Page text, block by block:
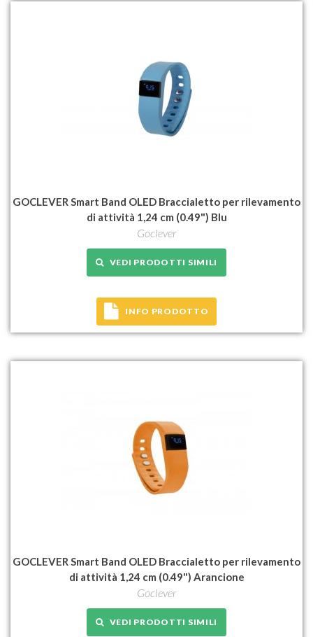
GOCLEVER Smart Band OLED Braccialetto per rilevamento
di attività 1,24 cm (0.49") Blu
Goclever
VEDI PRODOTTI SIMILI
INFO PRODOTTO
GOCLEVER Smart Band OLED Braccialetto per rilevamento
di attività 1,24 cm (0.49") Arancione
Goclever
VEDI PRODOTTI SIMILI